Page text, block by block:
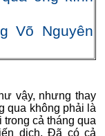
Võ Nguyên
vậy, nhưng thay
qua không phải là
cả tháng qua
dịch. Đã có cả